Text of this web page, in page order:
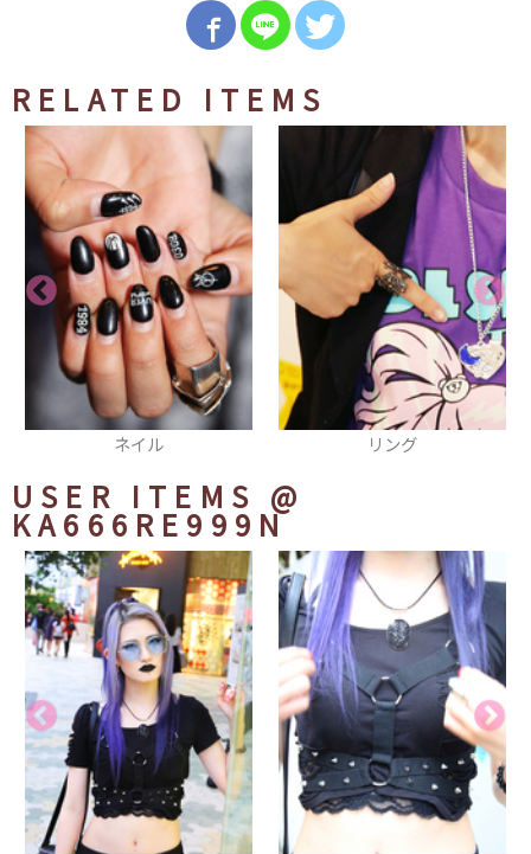
RELATED ITEMS
リング ショルダーバッグ
USER ITEMS @
KA666RE999N